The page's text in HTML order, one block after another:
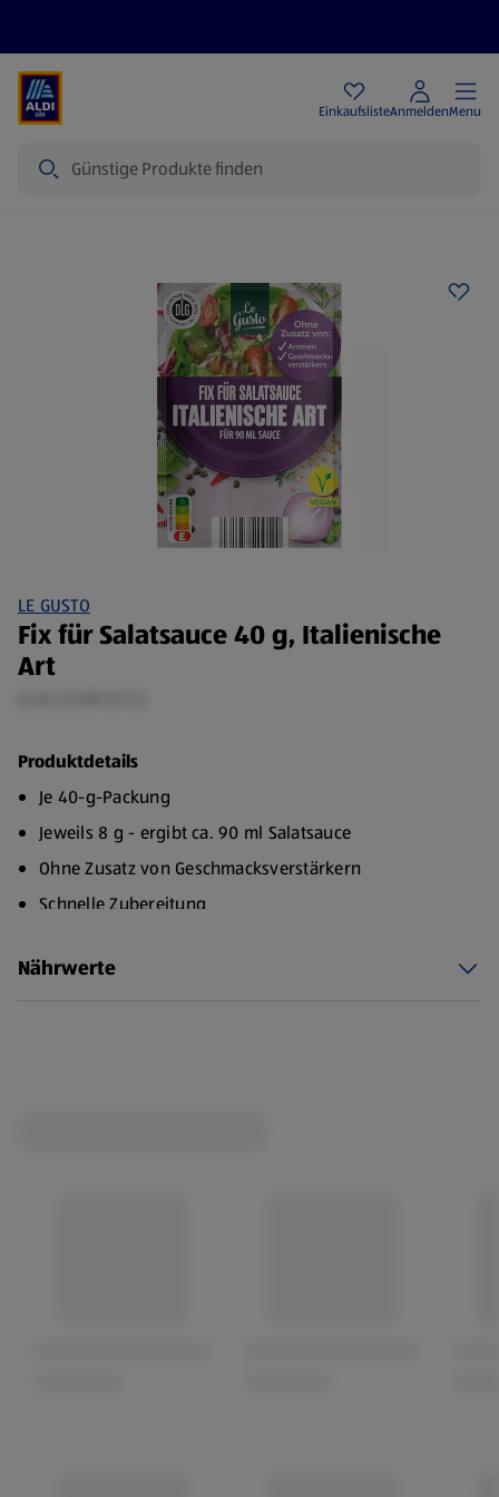
EinkaufslisteAnmeldenMenu
LE GUSTO
Fix für Salatsauce 40 g, Italienische
Art
Produktdetails
Je 40-g-Packung
Jeweils 8 g - ergibt ca. 90 ml Salatsauce
Ohne Zusatz von Geschmacksverstärkern
Schnelle Zubereitung
Nährwerte